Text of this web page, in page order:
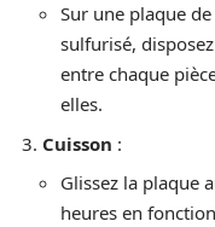
Sur une plaque
sulfurisé,
entre chaque
elles.
Cuisson :
Glissez la plaque
heures en